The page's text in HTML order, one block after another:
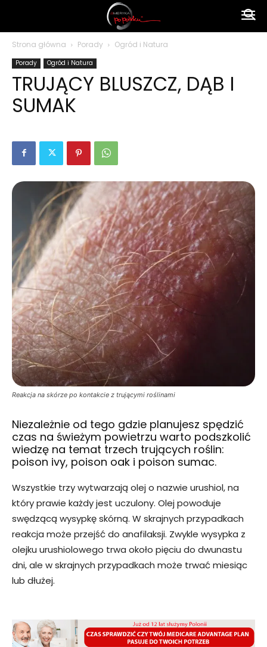
Strona główna Porady Ogród i Natura
Porady Ogród i Natura
TRUJĄCY BLUSZCZ, DĄB I
SUMAK
Reakcja na skórze po kontakcie z trującymi roślinami
Niezależnie od tego gdzie planujesz spędzić
czas na świeżym powietrzu warto podszkolić
wiedzę na temat trzech trujących roślin:
poison ivy, poison oak i poison sumac.
Wszystkie trzy wytwarzają olej o nazwie urushiol, na
który prawie każdy jest uczulony. Olej powoduje
swędzącą wysypkę skórną. W skrajnych przypadkach
reakcja może przejść do anafilaksji. Zwykle wysypka z
olejku urushiolowego trwa około pięciu do dwunastu
dni, ale w skrajnych przypadkach może trwać miesiąc
lub dłużej.